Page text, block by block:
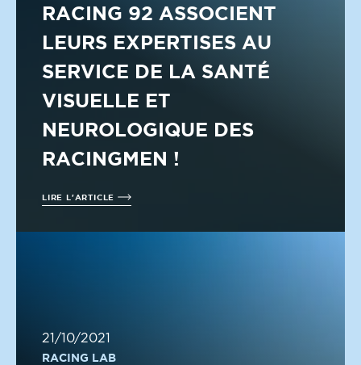
RACING 92 ASSOCIENT
LEURS EXPERTISES AU
SERVICE DE LA SANTÉ
VISUELLE ET
NEUROLOGIQUE DES
RACINGMEN !
LIRE L'ARTICLE
21/10/2021
RACING LAB